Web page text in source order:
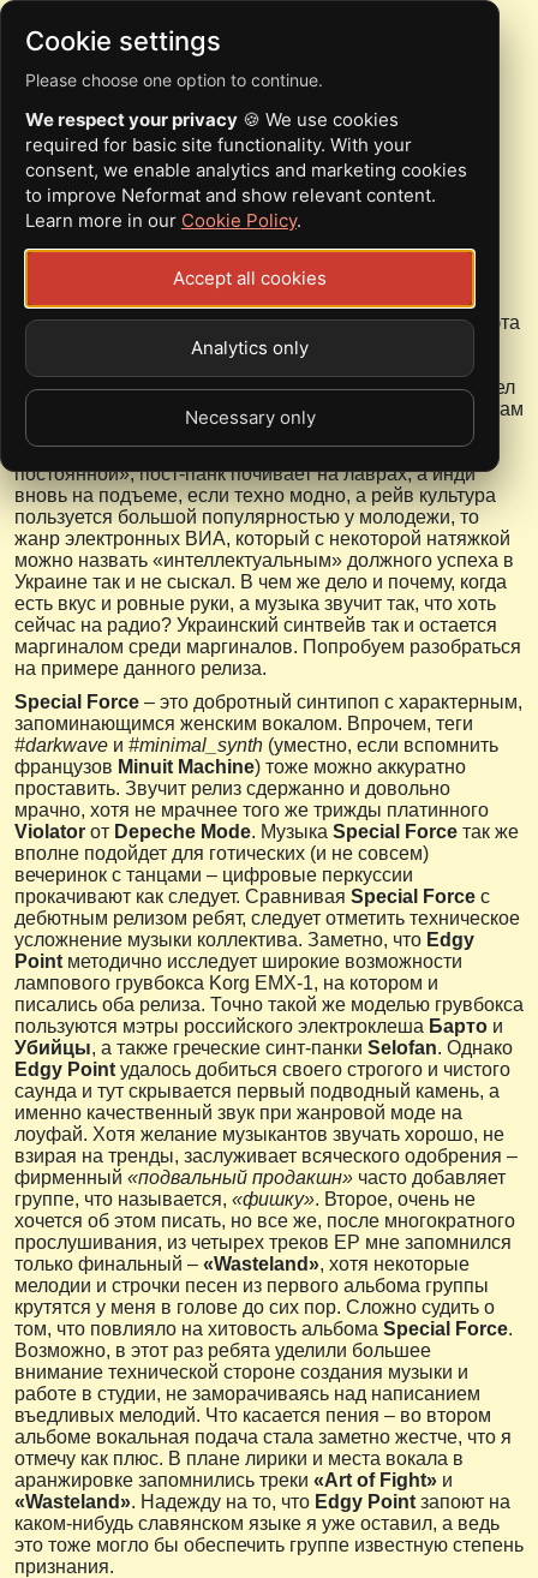
EDGY POINT – SPECIAL
FORCE (2017)
Второй по счету релиз житомирского электронного дуэта
увидел свет, и что-то я не заметил
достаточного восторга у публики по этому поводу.
Возможно, я излишне драматизирую, но положение дел
на отечественной синтвейв сцене такое, что музыкантам
впору коллективно писать пособие о том, как не стать
звездой. Если панк-хардкор является «валютой
постоянной», пост-панк почивает на лаврах, а инди
вновь на подъеме, если техно модно, а рейв культура
пользуется большой популярностью у молодежи, то
жанр электронных ВИА, который с некоторой натяжкой
можно назвать «интеллектуальным» должного успеха в
Украине так и не сыскал. В чем же дело и почему, когда
есть вкус и ровные руки, а музыка звучит так, что хоть
сейчас на радио? Украинский синтвейв так и остается
маргиналом среди маргиналов. Попробуем разобраться
на примере данного релиза.
Special Force – это добротный синтипоп с характерным,
запоминающимся женским вокалом. Впрочем, теги
#darkwave и #minimal_synth (уместно, если вспомнить
французов Minuit Machine) тоже можно аккуратно
проставить. Звучит релиз сдержанно и довольно
мрачно, хотя не мрачнее того же трижды платинного
Violator от Depeche Mode. Музыка Special Force так же
вполне подойдет для готических (и не совсем)
вечеринок с танцами – цифровые перкуссии
прокачивают как следует. Сравнивая Special Force с
дебютным релизом ребят, следует отметить техническое
усложнение музыки коллектива. Заметно, что Edgy
Point методично исследует широкие возможности
лампового грувбокса Korg EMX-1, на котором и
писались оба релиза. Точно такой же моделью грувбокса
пользуются мэтры российского электроклеша Барто и
Убийцы, а также греческие синт-панки Selofan. Однако
Edgy Point удалось добиться своего строгого и чистого
саунда и тут скрывается первый подводный камень, а
именно качественный звук при жанровой моде на
лоуфай. Хотя желание музыкантов звучать хорошо, не
взирая на тренды, заслуживает всяческого одобрения –
фирменный «подвальный продакшн» часто добавляет
группе, что называется, «фишку». Второе, очень не
хочется об этом писать, но все же, после многократного
прослушивания, из четырех треков ЕР мне запомнился
только финальный – «Wasteland», хотя некоторые
мелодии и строчки песен из первого альбома группы
крутятся у меня в голове до сих пор. Сложно судить о
том, что повлияло на хитовость альбома Special Force.
Возможно, в этот раз ребята уделили большее
внимание технической стороне создания музыки и
работе в студии, не заморачиваясь над написанием
въедливых мелодий. Что касается пения – во втором
альбоме вокальная подача стала заметно жестче, что я
отмечу как плюс. В плане лирики и места вокала в
аранжировке запомнились треки «Art of Fight» и
«Wasteland». Надежду на то, что Edgy Point запоют на
каком-нибудь славянском языке я уже оставил, а ведь
это тоже могло бы обеспечить группе известную степень
признания.
Cookie settings
Please choose one option to continue.
We respect your privacy 🍪 We use cookies
required for basic site functionality. With your
consent, we enable analytics and marketing cookies
to improve Neformat and show relevant content.
Learn more in our Cookie Policy.
Accept all cookies
Analytics only
Necessary only